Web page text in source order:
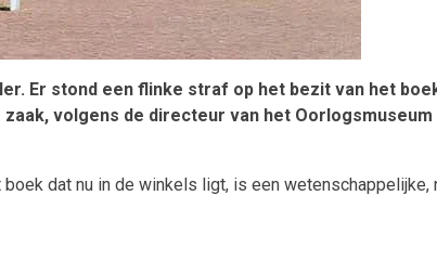
Er stond een flinke straf op het bezit van het
volgens de directeur van het Oorlogsmuseum
dat nu in de winkels ligt, is een wetenschappelijke,